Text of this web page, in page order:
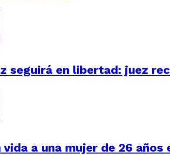
seguirá en libertad: juez
vida a una mujer de 26